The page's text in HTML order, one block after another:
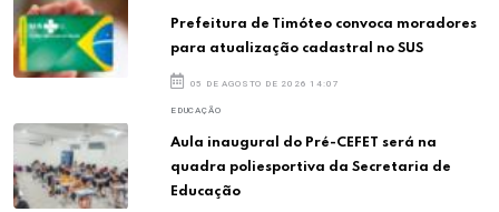
Prefeitura de Timóteo convoca moradores
para atualização cadastral no SUS
05 DE AGOSTO DE 2026 14:07
EDUCAÇÃO
Aula inaugural do Pré-CEFET será na
quadra poliesportiva da Secretaria de
Educação